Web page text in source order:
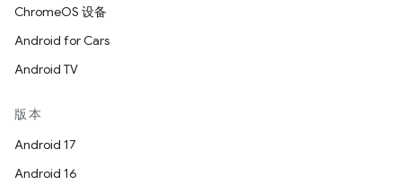
ChromeOS 设备
Android for Cars
Android TV
版本
Android 17
Android 16